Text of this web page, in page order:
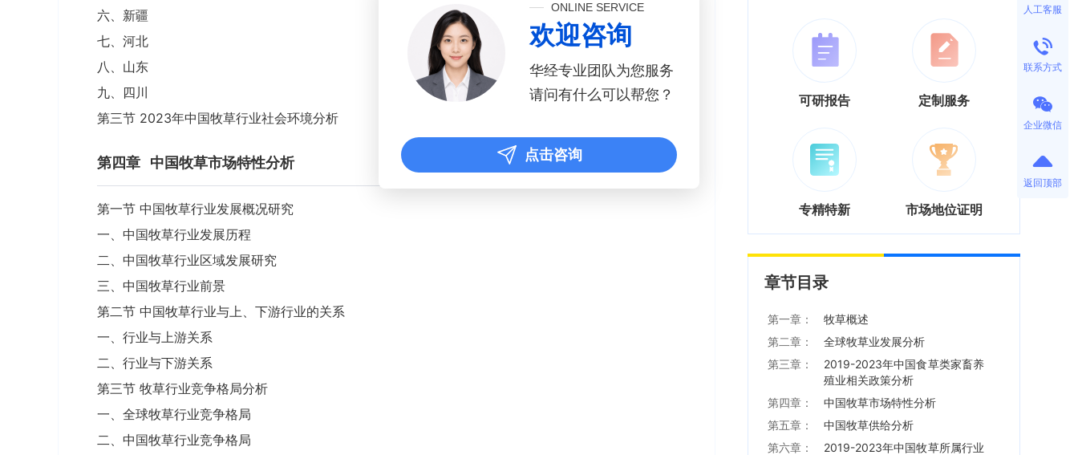
六、新疆
七、河北
八、山东
九、四川
第三节 2023年中国牧草行业社会环境分析
第四章 中国牧草市场特性分析
第一节 中国牧草行业发展概况研究
一、中国牧草行业发展历程
二、中国牧草行业区域发展研究
三、中国牧草行业前景
第二节 中国牧草行业与上、下游行业的关系
一、行业与上游关系
二、行业与下游关系
第三节 牧草行业竞争格局分析
一、全球牧草行业竞争格局
二、中国牧草行业竞争格局
可研报告 定制服务
专精特新 市场地位证明
章节目录
第一章：
牧草概述
第二章：
全球牧草业发展分析
第三章：
2019-2023年中国食草类家畜养
殖业相关政策分析
第四章：
中国牧草市场特性分析
第五章：
中国牧草供给分析
第六章：
2019-2023年中国牧草所属行业
人工客服
联系方式
企业微信
返回顶部
ONLINE SERVICE
欢迎咨询
华经专业团队为您服务
请问有什么可以帮您？
点击咨询